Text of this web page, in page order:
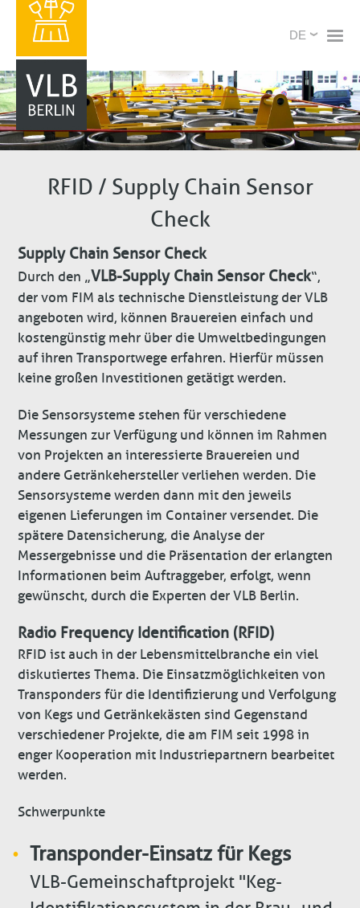
Inhalt
X
Select
RFID / Supply Chain Sensor
Check
Supply Chain Sensor Check
Durch den „VLB-Supply Chain Sensor Check“,
der vom FIM als technische Dienstleistung der VLB
angeboten wird, können Brauereien einfach und
kostengünstig mehr über die Umweltbedingungen
auf ihren Transportwege erfahren. Hierfür müssen
keine großen Investitionen getätigt werden.
Die Sensorsysteme stehen für verschiedene
Messungen zur Verfügung und können im Rahmen
von Projekten an interessierte Brauereien und
andere Getränkehersteller verliehen werden. Die
Sensorsysteme werden dann mit den jeweils
eigenen Lieferungen im Container versendet. Die
spätere Datensicherung, die Analyse der
Messergebnisse und die Präsentation der erlangten
Informationen beim Auftraggeber, erfolgt, wenn
gewünscht, durch die Experten der VLB Berlin.
Radio Frequency Identification (RFID)
RFID ist auch in der Lebensmittelbranche ein viel
diskutiertes Thema. Die Einsatzmöglichkeiten von
Transponders für die Identifizierung und Verfolgung
von Kegs und Getränkekästen sind Gegenstand
verschiedener Projekte, die am FIM seit 1998 in
enger Kooperation mit Industriepartnern bearbeitet
werden.
Schwerpunkte
Transponder-Einsatz für Kegs
VLB-Gemeinschaftprojekt "Keg-